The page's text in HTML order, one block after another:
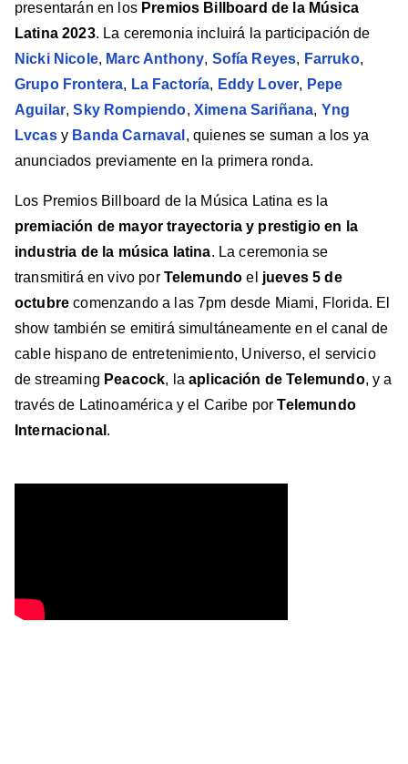
presentarán en los Premios Billboard de la Música
Latina 2023. La ceremonia incluirá la participación de
Nicki Nicole, Marc Anthony, Sofía Reyes, Farruko,
Grupo Frontera, La Factoría, Eddy Lover, Pepe
Aguilar,Sky Rompiendo, Ximena Sariñana, Yng
Lvcasy Banda Carnaval , quienes se suman a los ya
anunciados previamente en la primera ronda.
Los Premios Billboard de la Música Latina es la
premiación de mayor trayectoria y prestigio en la
industria de la música latina. La ceremonia se
transmitirá en vivo por Telemundo el jueves 5 de
octubre comenzando a las 7pm desde Miami, Florida. El
show también se emitirá simultáneamente en el canal de
cable hispano de entretenimiento, Universo, el servicio
de streaming Peacock, laaplicación de Telemundo, y a
través de Latinoamérica y el Caribe porTelemundo
Internacional .